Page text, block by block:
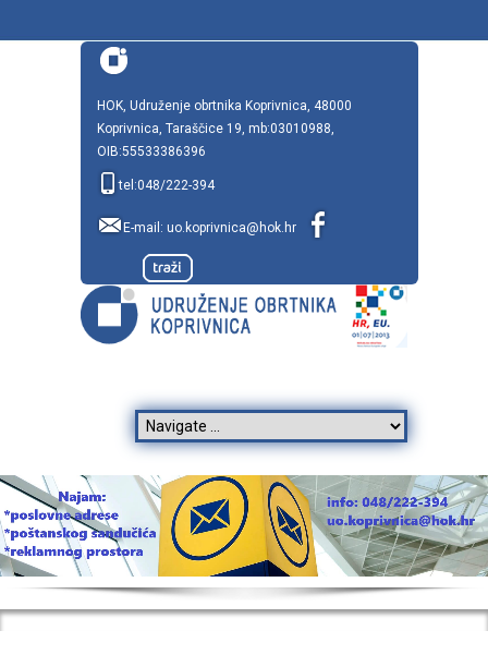
HOK, Udruženje obrtnika Koprivnica, 48000
Koprivnica, Taraščice 19, mb:03010988,
OIB:55533386396
tel:048/222-394
E-mail: uo.koprivnica@hok.hr